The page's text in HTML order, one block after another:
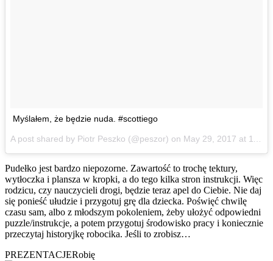
Myślałem, że będzie nuda. #scottiego
A post shared by Piotr Peszko (@peszor) on May 29, 2017 at 11:53am PDT
Pudełko jest bardzo niepozorne. Zawartość to trochę tektury,
wytłoczka i plansza w kropki, a do tego kilka stron instrukcji. Więc
rodzicu, czy nauczycieli drogi, będzie teraz apel do Ciebie. Nie daj
się ponieść ułudzie i przygotuj grę dla dziecka. Poświęć chwilę
czasu sam, albo z młodszym pokoleniem, żeby ułożyć odpowiedni
puzzle/instrukcje, a potem przygotuj środowisko pracy i koniecznie
przeczytaj historyjkę robocika. Jeśli to zrobisz…
PREZENTACJERobię